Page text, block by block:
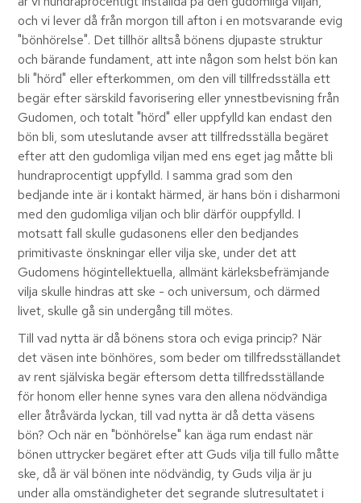
och vi lever då från morgon till afton i en motsvarande evig
"bönhörelse". Det tillhör alltså bönens djupaste struktur
och bärande fundament, att inte någon som helst bön kan
bli "hörd" eller efterkommen, om den vill tillfredsställa ett
begär efter särskild favorisering eller ynnestbevisning från
Gudomen, och totalt "hörd" eller uppfylld kan endast den
bön bli, som uteslutande avser att tillfredsställa begäret
efter att den gudomliga viljan med ens eget jag måtte bli
hundraprocentigt uppfylld. I samma grad som den
bedjande inte är i kontakt härmed, är hans bön i disharmoni
med den gudomliga viljan och blir därför ouppfylld. I
motsatt fall skulle gudasonens eller den bedjandes
primitivaste önskningar eller vilja ske, under det att
Gudomens högintellektuella, allmänt kärleksbefrämjande
vilja skulle hindras att ske - och universum, och därmed
livet, skulle gå sin undergång till mötes.
Till vad nytta är då bönens stora och eviga princip? När
det väsen inte bönhöres, som beder om tillfredsställandet
av rent själviska begär eftersom detta tillfredsställande
för honom eller henne synes vara den allena nödvändiga
eller åtråvärda lyckan, till vad nytta är då detta väsens
bön? Och när en "bönhörelse" kan äga rum endast när
bönen uttrycker begäret efter att Guds vilja till fullo måtte
ske, då är väl bönen inte nödvändig, ty Guds vilja är ju
under alla omständigheter det segrande slutresultatet i